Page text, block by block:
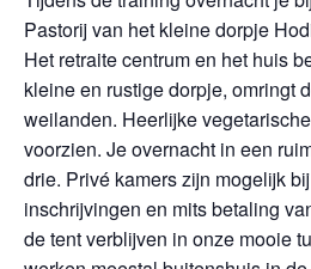
Pastorij van het kleine dorpje
Het retraite centrum en het huis
kleine en rustige dorpje, omringt
weilanden. Heerlijke
voorzien. Je overnacht in een
drie. Privé kamers zijn mogelijk
inschrijvingen en mits betaling
de tent verblijven in onze mooie